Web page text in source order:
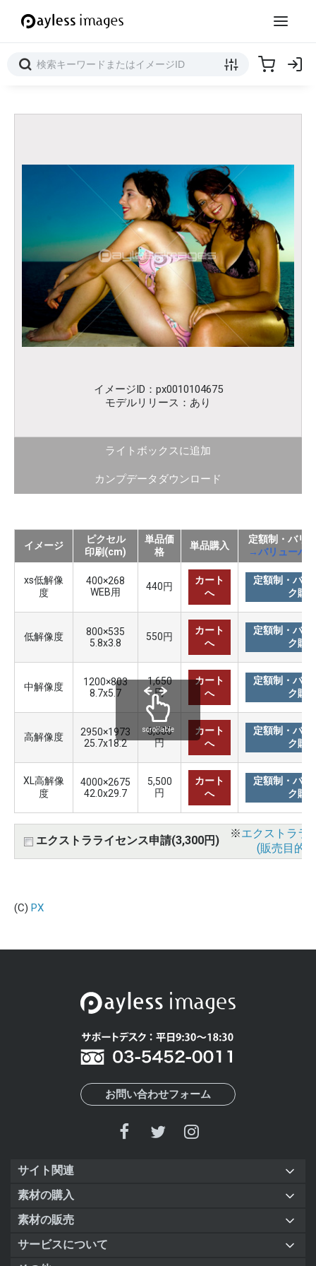
イメージID：px0010104675
モデルリリース：あり
ライトボックスに追加
カンプデータダウンロード
イメージ
ピクセル
印刷(cm)
単品価
格
単品購入
定額制・バリ
→バリューパ
xs低解像
度
400×268
WEB用
440円
カート
へ
定額制・バリ
ク購
低解像度
800×535
5.8x3.8
550円
カート
へ
定額制・バリ
ク購
中解像度
1200×803
8.7x5.7
1,650
円
カート
へ
定額制・バリ
ク購
高解像度
2950×1973
25.7x18.2
3,300
円
カート
へ
定額制・バリ
ク購
XL高解像
度
4000×2675
42.0x29.7
5,500
円
カート
へ
定額制・バリ
ク購
エクストラライセンス申請(3,300円)
※エクストララ
(販売目的
scrollable
(C) PX
お問い合わせフォーム
サイト関連
素材の購入
素材の販売
サービスについて